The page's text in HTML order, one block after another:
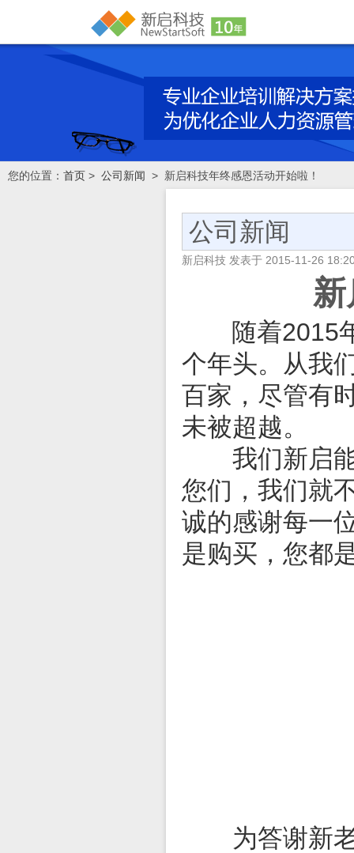
您的位置： 首页 > 公司新闻 > 新启科技年终感恩活动开始啦！
公司新闻
新启科技 发表于 2015-11-26
随着2015年
个年头。从我
百家，尽管有
未被超越。
我们新启能
您们，我们就
诚的感谢每一
是购买，您都
为答谢新老